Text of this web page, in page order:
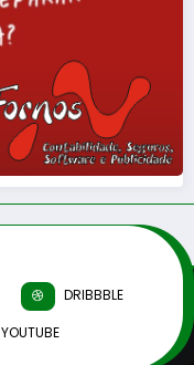
DRIBBBLE
YOUTUBE